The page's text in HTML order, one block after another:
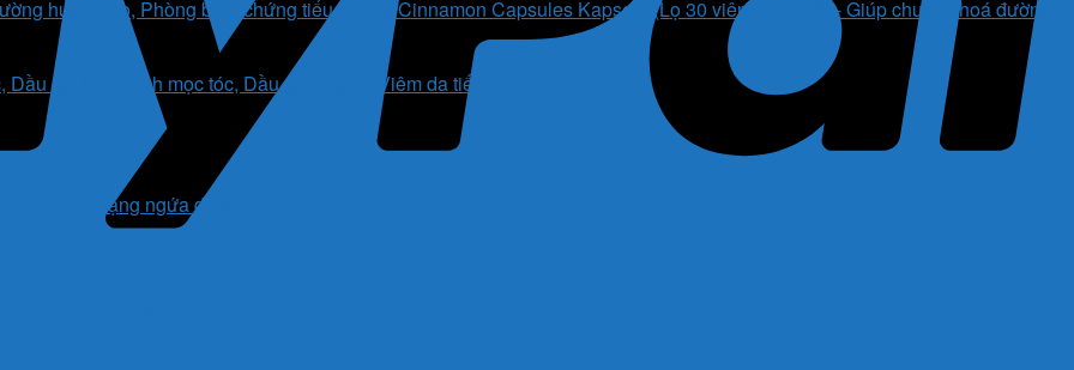
Cinnamon Capsules Kapseln (Lọ 30 viên) của Đức - Giúp chuyển hoá đường,
tình trạng ngứa da đầu